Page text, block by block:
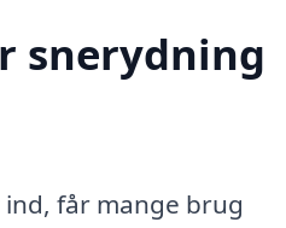
snerydning
får mange brug